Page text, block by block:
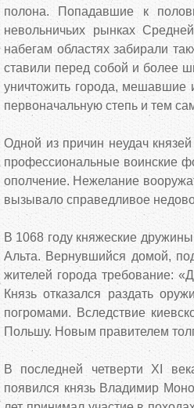
полона. Попадавшие к
невольничьих рынках
набегам областях забирали
ставили перед собой и более
уничтожить города, мешавшие
первоначальную степь и тем
Одной из причин неудач
профессиональные воинские
ополчение. Нежелание
вызывало справедливое
В 1068 году княжеские
Альта. Вернувшийся домой,
жителей города требование:
Князь отказался раздать
погромами. Вследствие
Польшу. Новым правителем
В последней четверти ХI
появился князь Владимир